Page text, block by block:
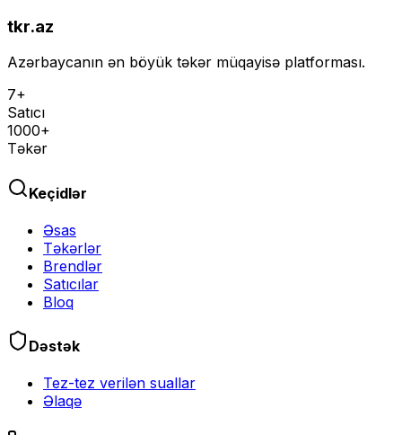
tkr.az
Azərbaycanın ən böyük təkər müqayisə platforması.
7+
Satıcı
1000+
Təkər
Keçidlər
Əsas
Təkərlər
Brendlər
Satıcılar
Bloq
Dəstək
Tez-tez verilən suallar
Əlaqə